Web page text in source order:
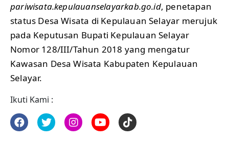
pariwisata.kepulauanselayarkab.go.id, penetapan
status Desa Wisata di Kepulauan Selayar merujuk
pada Keputusan Bupati Kepulauan Selayar
Nomor 128/III/Tahun 2018 yang mengatur
Kawasan Desa Wisata Kabupaten Kepulauan
Selayar.
Ikuti Kami :